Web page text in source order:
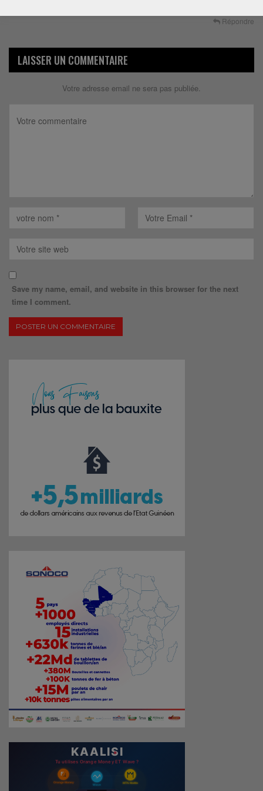
Répondre
LAISSER UN COMMENTAIRE
Votre adresse email ne sera pas publiée.
Save my name, email, and website in this browser for the next
time I comment.